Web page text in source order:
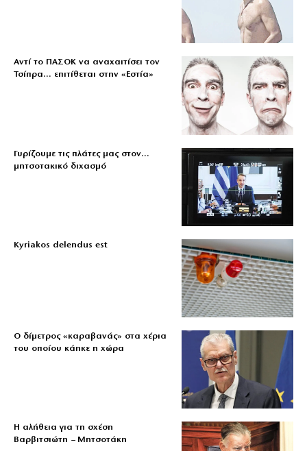
Αντί το ΠΑΣΟΚ να αναχαιτίσει τον
Τσίπρα… επιτίθεται στην «Εστία»
Γυρίζουμε τις πλάτες μας στον…
μητσοτακικό διχασμό
Kyriakos delendus est
Ο δίμετρος «καραβανάς» στα χέρια
του οποίου κάηκε η χώρα
Η αλήθεια για τη σχέση
Βαρβιτσιώτη – Μητσοτάκη